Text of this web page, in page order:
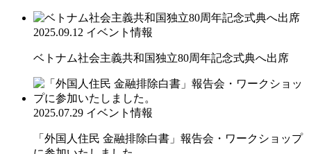
2025.09.12 イベント情報
ベトナム社会主義共和国独立80周年記念式典へ出席
2025.07.29 イベント情報
「外国人住民 金融排除白書」報告会・ワークショップ